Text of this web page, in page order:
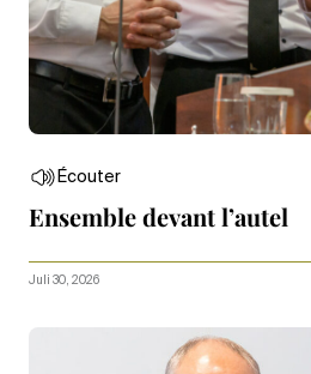
Écouter
Ensemble devant l’autel
Juli 30, 2026